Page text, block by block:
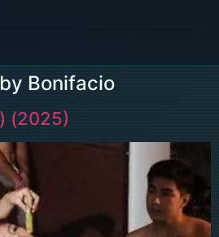
Bonifacio
(2025)